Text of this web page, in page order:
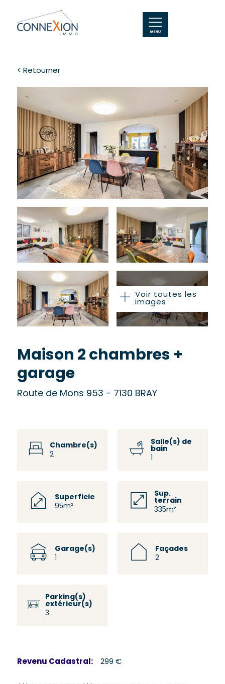
< Retourner
Voir toutes les
images
Maison 2 chambres +
garage
Route de Mons 953 - 7130 BRAY
Chambre(s)
2
Salle(s) de
bain
Superficie
95m²
Sup.
terrain
335m²
Garage(s)
Façades
2
Parking(s)
extérieur(s)
3
Revenu Cadastral: 299 €